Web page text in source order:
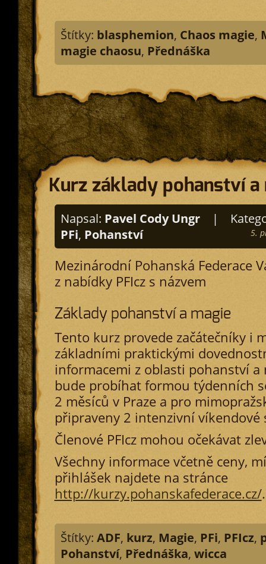
Štítky: blasphemion, Chaos magie,
magie chaosu, Přednáška
Kurz základy pohanství a
Napsal: Pavel Cody Ungr |
PFi, Pohanství 5.
Mezinárodní Pohanská Federace
z nabídky PFIcz s názvem
Základy pohanství a magie
Tento kurz provede začátečníky i
základními praktickými
informacemi z oblasti pohanství a
bude probíhat formou týdenních
2 měsíců v Praze a pro
připraveny 2 intenzivní víkendové
Členové PFIcz mohou očekávat
Všechny informace včetně ceny,
přihlášek najdete na stránce
http://kurzy.pohanskafederace.cz/.
Štítky: ADF, kurz, Magie, PFi, PFIcz,
Pohanství, Přednáška, wicca